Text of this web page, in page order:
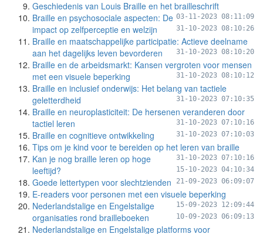
Geschiedenis van Louis Braille en het brailleschrift
03-11-2023 08:11:09
Braille en psychosociale aspecten: De
impact op zelfperceptie en welzijn
31-10-2023 08:10:26
Braille en maatschappelijke participatie: Actieve deelname
aan het dagelijks leven bevorderen
31-10-2023 08:10:20
Braille en de arbeidsmarkt: Kansen vergroten voor mensen
met een visuele beperking
31-10-2023 08:10:12
Braille en inclusief onderwijs: Het belang van tactiele
geletterdheid
31-10-2023 07:10:35
Braille en neuroplasticiteit: De hersenen veranderen door
tactiel leren
31-10-2023 07:10:16
Braille en cognitieve ontwikkeling 31-10-2023 07:10:03
Tips om je kind voor te bereiden op het leren van braille
31-10-2023 07:10:16
Kan je nog braille leren op hoge
leeftijd?
15-10-2023 04:10:34
Goede lettertypen voor slechtzienden 21-09-2023 06:09:07
E-readers voor personen met een visuele beperking
15-09-2023 12:09:44
Nederlandstalige en Engelstalige
organisaties rond brailleboeken
10-09-2023 06:09:13
Nederlandstalige en Engelstalige platforms voor